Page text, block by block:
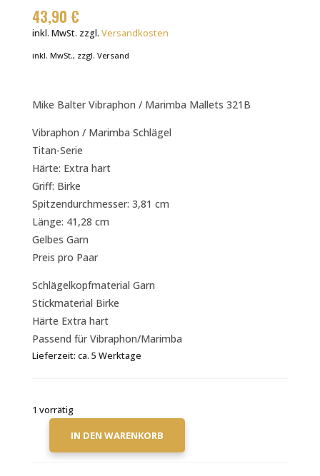
43,90 €
inkl. MwSt. zzgl. Versandkosten
inkl. MwSt., zzgl. Versand
Mike Balter Vibraphon / Marimba Mallets 321B
Vibraphon / Marimba Schlägel
Titan-Serie
Härte: Extra hart
Griff: Birke
Spitzendurchmesser: 3,81 cm
Länge: 41,28 cm
Gelbes Garn
Preis pro Paar
Schlägelkopfmaterial Garn
Stickmaterial Birke
Härte Extra hart
Passend für Vibraphon/Marimba
Lieferzeit: ca. 5 Werktage
1 vorrätig
BALTER
IN DEN WARENKORB